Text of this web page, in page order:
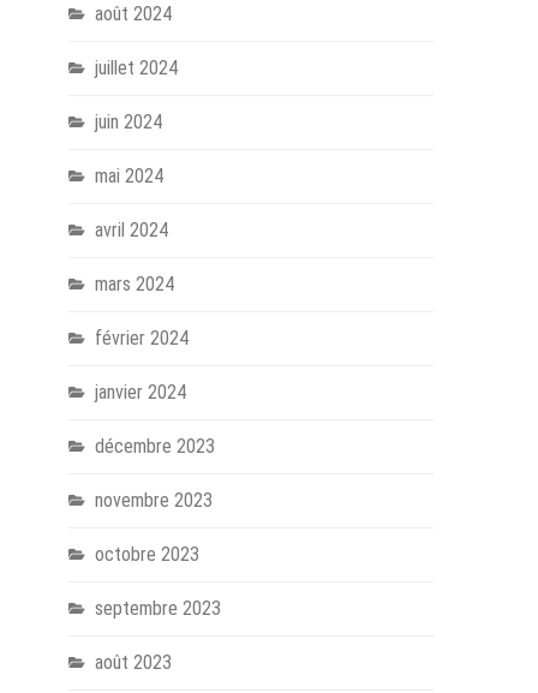
août 2024
juillet 2024
juin 2024
mai 2024
avril 2024
mars 2024
février 2024
janvier 2024
décembre 2023
novembre 2023
octobre 2023
septembre 2023
août 2023